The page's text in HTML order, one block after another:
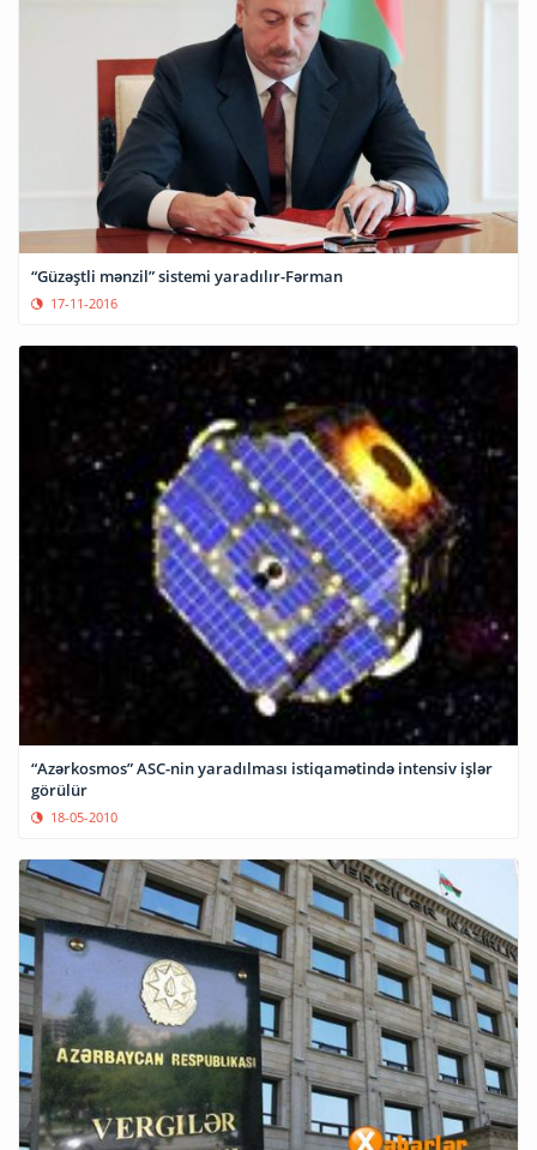
“Güzəştli mənzil” sistemi yaradılır-Fərman
17-11-2016
“Azərkosmos” ASC-nin yaradılması istiqamətində intensiv işlər
görülür
18-05-2010